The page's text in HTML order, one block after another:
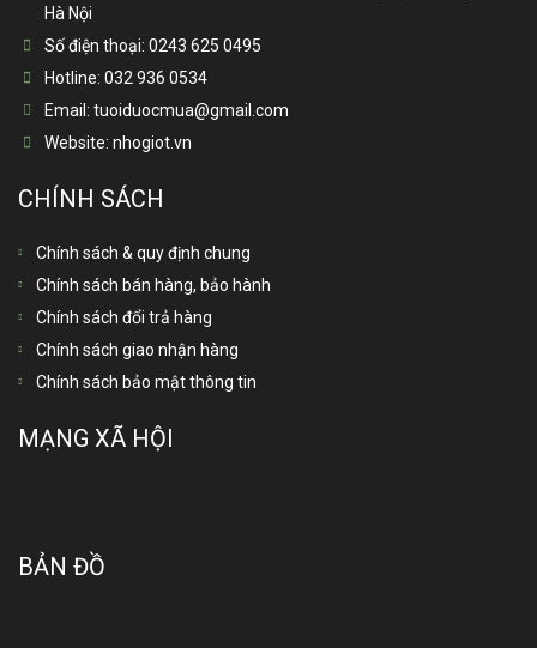
Hà Nội
Số điện thoại: 0243 625 0495
Hotline: 032 936 0534
Email: tuoiduocmua@gmail.com
Website: nhogiot.vn
CHÍNH SÁCH
Chính sách & quy định chung
Chính sách bán hàng, bảo hành
Chính sách đổi trả hàng
Chính sách giao nhận hàng
Chính sách bảo mật thông tin
MẠNG XÃ HỘI
BẢN ĐỒ